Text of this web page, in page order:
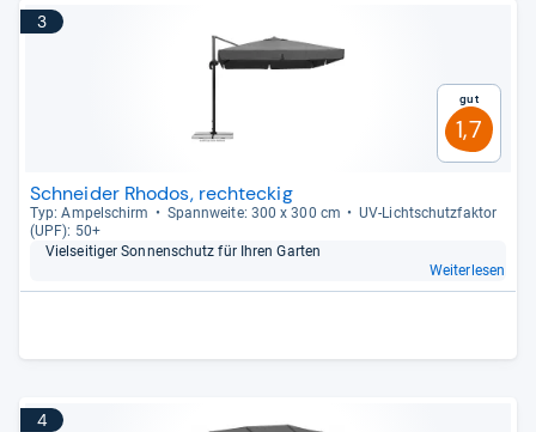
3
Gut
1,7
Schneider Rhodos, rechteckig
Typ: Ampel­schirm Spann­weite: 300 x 300 cm
UV-​Licht­schutz­fak­tor
(UPF): 50+
Viel­sei­ti­ger Son­nen­schutz für Ihren Gar­ten
Weiterlesen
4